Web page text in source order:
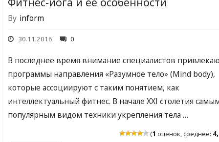
By inform
30.11.2016 0
В последнее время внимание специалистов
программы направления «Разумное тело» (Mind body),
которые ассоциируют с таким понятием, как
интеллектуальный фитнес. В начале XXI столетия
популярным видом техники укрепления тела …
(1 оценок, среднее: